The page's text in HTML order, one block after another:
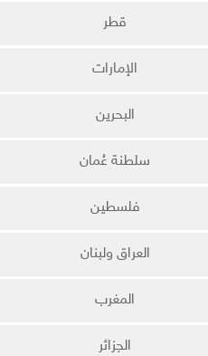
قطر
الإمارات
البحرين
سلطنة عُمان
فلسطين
العراق ولبنان
المغرب
الجزائر